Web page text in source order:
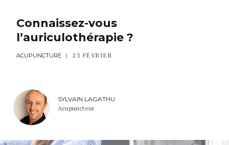
Connaissez-vous
l’auriculothérapie ?
ACUPUNCTURE 23 FÉVRIER
SYLVAIN LAGATHU
Acupuncteur